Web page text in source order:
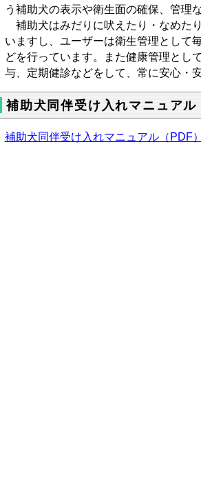
う補助犬の表示や衛生面の確保、管理
補助犬はみだりに吠えたり・なめた
いますし、ユーザーは衛生管理として
どを行っています。また健康管理とし
与、定期健診などをして、常に安心・
補助犬同伴受け入れマニュアル
補助犬同伴受け入れマニュアル（PDF）